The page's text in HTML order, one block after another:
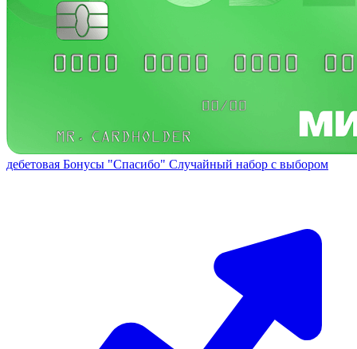
дебетовая Бонусы "Спасибо" Случайный набор с выбором